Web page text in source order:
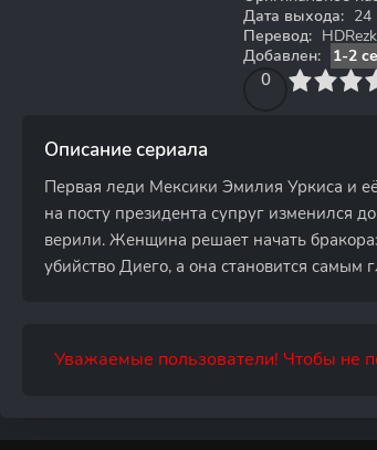
Дата выхода: 24
Перевод:
Добавлен:
1-2
0
4 6 7 8
Описание сериала
Первая леди Мексики Эмилия Уркиса и
на посту президента супруг изменился
верили. Женщина решает начать
убийство Диего, а она становится самым
Уважаемые пользователи! Чтобы не